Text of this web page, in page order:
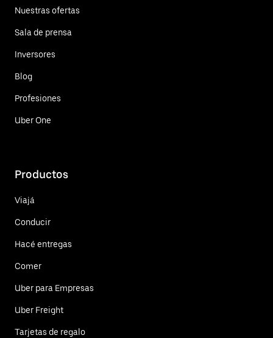
Nuestras ofertas
Sala de prensa
Inversores
Blog
Profesiones
Uber One
Productos
Viajá
Conducir
Hacé entregas
Comer
Uber para Empresas
Uber Freight
Tarjetas de regalo